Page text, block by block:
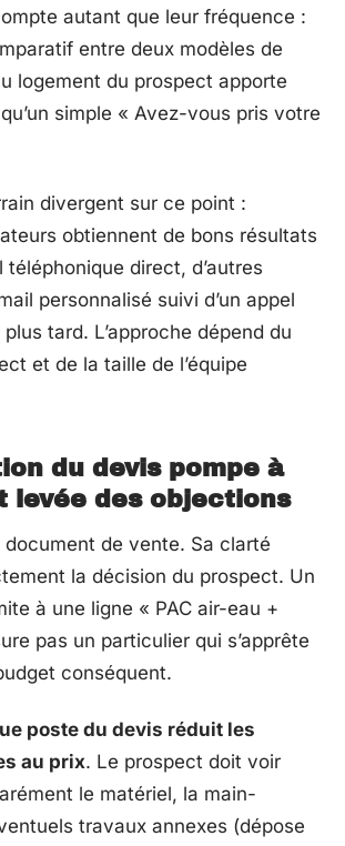
autant que leur fréquence :
entre deux modèles de
logement du prospect apporte
simple « Avez-vous pris votre
divergent sur ce point :
obtiennent de bons résultats
direct, d’autres
personnalisé suivi d’un appel
tard. L’approche dépend du
et de la taille de l’équipe
du devis pompe à
levée des objections
de vente. Sa clarté
la décision du prospect. Un
à une ligne « PAC air-eau +
pas un particulier qui s’apprête
conséquent.
poste du devis réduit les
au prix. Le prospect doit voir
le matériel, la main-
travaux annexes (dépose